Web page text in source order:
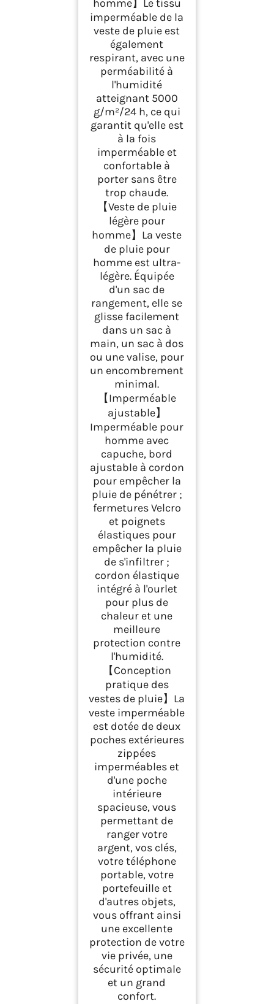
homme】Le tissu
imperméable de la
veste de pluie est
également
respirant, avec une
perméabilité à
l'humidité
atteignant 5000
g/m²/24 h, ce qui
garantit qu'elle est
à la fois
imperméable et
confortable à
porter sans être
trop chaude.
【Veste de pluie
légère pour
homme】La veste
de pluie pour
homme est ultra-
légère. Équipée
d'un sac de
rangement, elle se
glisse facilement
dans un sac à
main, un sac à dos
ou une valise, pour
un encombrement
minimal.
【Imperméable
ajustable】
Imperméable pour
homme avec
capuche, bord
ajustable à cordon
pour empêcher la
pluie de pénétrer ;
fermetures Velcro
et poignets
élastiques pour
empêcher la pluie
de s'infiltrer ;
cordon élastique
intégré à l'ourlet
pour plus de
chaleur et une
meilleure
protection contre
l'humidité.
【Conception
pratique des
vestes de pluie】La
veste imperméable
est dotée de deux
poches extérieures
zippées
imperméables et
d'une poche
intérieure
spacieuse, vous
permettant de
ranger votre
argent, vos clés,
votre téléphone
portable, votre
portefeuille et
d'autres objets,
vous offrant ainsi
une excellente
protection de votre
vie privée, une
sécurité optimale
et un grand
confort.